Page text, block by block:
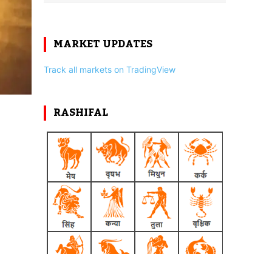
MARKET UPDATES
Track all markets on TradingView
RASHIFAL